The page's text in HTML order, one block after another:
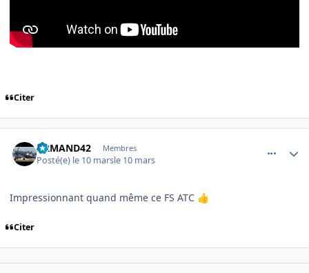
Citer
ARMAND42 Membres
Posté(e) le 10 marsle 10 mars
Impressionnant quand même ce FS ATC 👍
Citer